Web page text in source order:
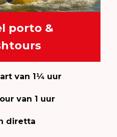
porto &
van 1¼ uur
van 1 uur
diretta